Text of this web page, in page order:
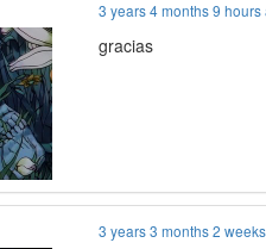
3 years 4 months 9 hours
gracias
3 years 3 months 2